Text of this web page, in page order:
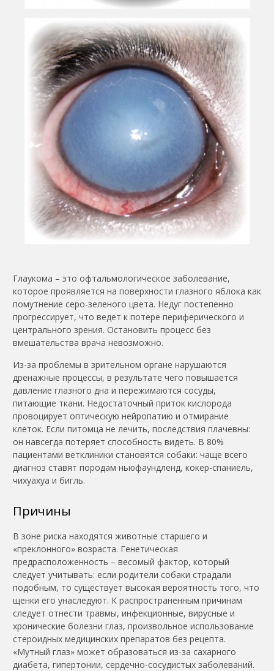
Глаукома – это офтальмологическое заболевание,
которое проявляется на поверхности глазного яблока как
помутнение серо-зеленого цвета. Недуг постепенно
прогрессирует, что ведет к потере периферического и
центрального зрения. Остановить процесс без
вмешательства врача невозможно.
Из-за проблемы в зрительном органе нарушаются
дренажные процессы, в результате чего повышается
давление глазного дна и пережимаются сосуды,
питающие ткани. Недостаточный приток кислорода
провоцирует оптическую нейропатию и отмирание
клеток. Если питомца не лечить, последствия плачевны:
он навсегда потеряет способность видеть. В 80%
пациентами ветклиники становятся собаки: чаще всего
диагноз ставят породам ньюфаундленд, кокер-спаниель,
чихуахуа и бигль.
Причины
В зоне риска находятся животные старшего и
«преклонного» возраста. Генетическая
предрасположенность – весомый фактор, который
следует учитывать: если родители собаки страдали
подобным, то существует высокая вероятность того, что
щенки его унаследуют. К распространенным причинам
следует отнести травмы, инфекционные, вирусные и
хронические болезни глаз, произвольное использование
стероидных медицинских препаратов без рецепта.
«Мутный глаз» может образоваться из-за сахарного
диабета, гипертонии, сердечно-сосудистых заболеваний.